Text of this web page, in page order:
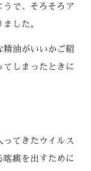
うで、そろそろア
した。
精油がいいかご紹
しまったときに
てきたウイルス
喀痰を出すために